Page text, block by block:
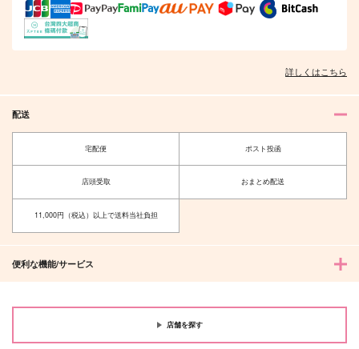
詳しくはこちら
配送
宅配便 ポスト投函
店頭受取 おまとめ配送
11,000円（税込）以上で送料当社負担
便利な機能/サービス
店舗を探す